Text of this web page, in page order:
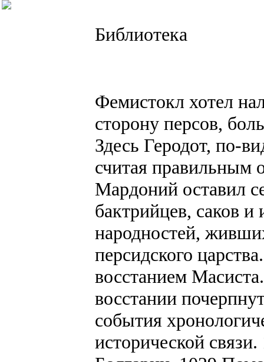
Библиотека
Фемистокл хотел
сторону персов,
Здесь Геродот, по-
считая правильным
Мардоний оставил
бактрийцев, саков
народностей,
персидского
восстанием
восстании
события
исторической